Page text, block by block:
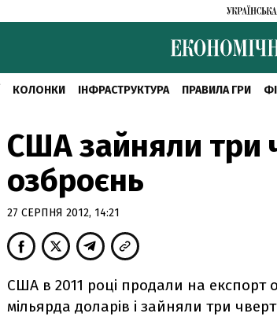
КОЛОНКИ ІНФРАСТРУКТУРА ПРАВИЛА ГРИ
США зайняли три
озброєнь
27 СЕРПНЯ 2012, 14:21
США в 2011 році продали на експорт
мільярда доларів і зайняли три